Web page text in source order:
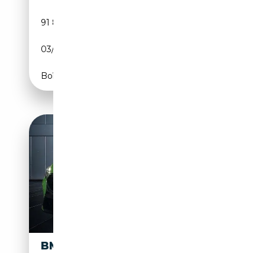
91 830 km
03/2022
Boîte automatique
BMW X2 M XDRIVE M35I